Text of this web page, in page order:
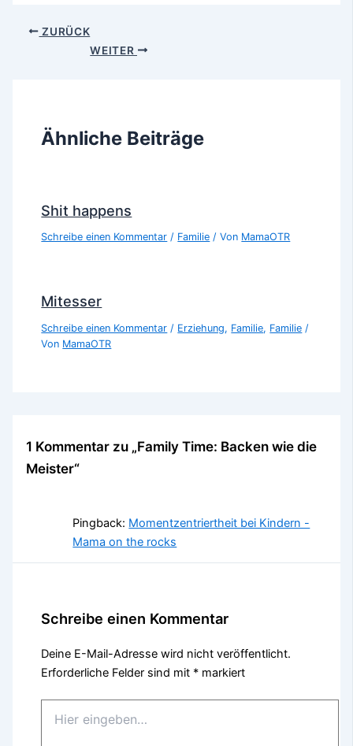
ZURÜCK
WEITER
Ähnliche Beiträge
Shit happens
Schreibe einen Kommentar / Familie / Von MamaOTR
Mitesser
Schreibe einen Kommentar / Erziehung, Familie, Familie /
Von MamaOTR
1 Kommentar zu „Family Time: Backen wie die
Meister“
Pingback: Momentzentriertheit bei Kindern -
Mama on the rocks
Schreibe einen Kommentar
Deine E-Mail-Adresse wird nicht veröffentlicht.
Erforderliche Felder sind mit * markiert
eingeben…